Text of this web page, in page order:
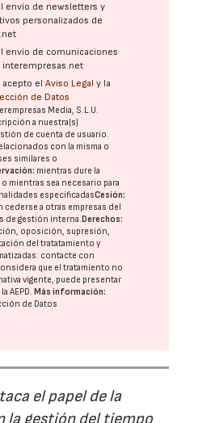
envío de newsletters y
personalizados de
envío de comunicaciones
interempresas.net
acepto elAviso Legal y la
de Datos
Media, S.L.U.
a nuestra(s)
de cuenta de usuario.
con la misma o
similares o
mientras dure la
mientras sea necesario para
especificadasCesión:
cederse a otras empresas del
de gestión interna. Derechos:
oposición, supresión,
del tratatamiento y
contacte con
que el tratamiento no
vigente, puede presentar
laAEPD. Más información:
de Datos
el papel de la
la gestión del tiempo